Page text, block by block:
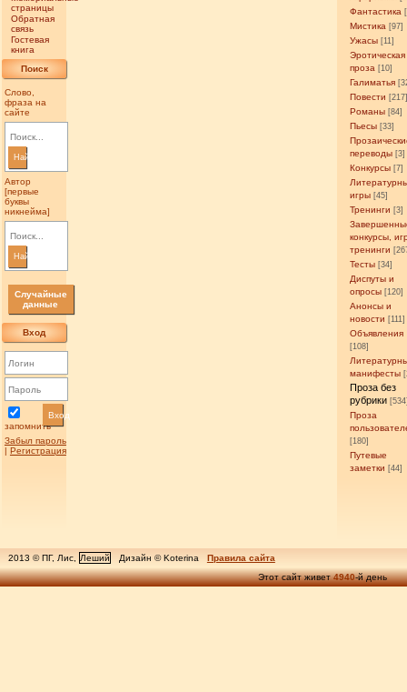
страницы
Обратная
связь
Гостевая
книга
Поиск
Слово,
фраза на
сайте
Найти
Автор
[первые
буквы
никнейма]
Найти
Случайные
данные
Вход
запомнить
Вход
Забыл пароль
| Регистрация
Фантастика
Мистика [97]
Ужасы [11]
Эротическая
проза [10]
Галиматья
Повести
Романы [84]
Пьесы [33]
переводы [3]
Конкурсы [7]
игры [45]
Тренинги [3]
конкурсы,
тренинги
Тесты [34]
Диспуты и
опросы [120]
Анонсы и
новости [111]
Объявления
[108]
манифесты
Проза без
рубрики
Проза
[180]
Путевые
заметки [44]
2013 © ПГ, Лис, Леший Дизайн © Koterina
Правила сайта
Этот сайт живет4940-й день